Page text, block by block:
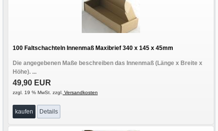
100 Faltschachteln Innenmaß Maxibrief 340 x 145 x 45mm
Die angegebenen Maße beschreiben das Innenmaß (Länge x Breite x
Höhe). ...
49,90 EUR
zzgl. 19 % MwSt. zzgl. Versandkosten
kaufen Details